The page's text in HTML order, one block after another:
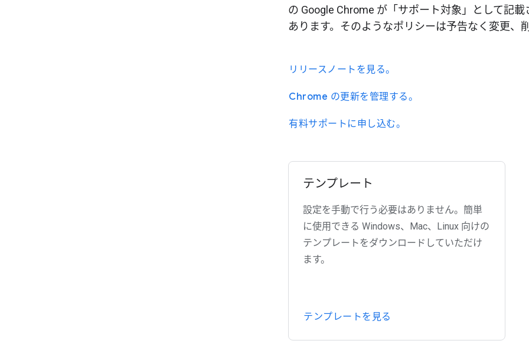
の Google Chrome が「サポート対象」として記
あります。そのようなポリシーは予告なく変更、
リリースノートを見る。
Chrome の更新を管理する。
有料サポートに申し込む。
テンプレート
設定を手動で行う必要はありません。簡単
に使用できる Windows、Mac、Linux 向けの
テンプレートをダウンロードしていただけ
ます。
テンプレートを見る